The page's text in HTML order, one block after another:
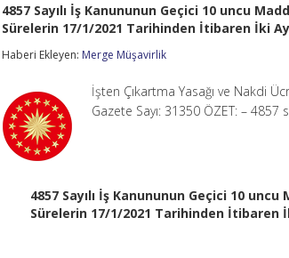
4857 Sayılı İş Kanununun Geçici 10 uncu
Sürelerin 17/1/2021 Tarihinden İtibaren İki Ay
Haberi Ekleyen: Merge Müşavirlik
İşten Çıkartma Yasağı ve Nakdi
Gazete Sayı: 31350 ÖZET: – 4857
4857 Sayılı İş Kanununun Geçici 10
Sürelerin 17/1/2021 Tarihinden İtibaren